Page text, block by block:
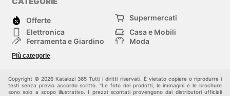
Offerte
Supermercati
Elettronica
Casa e Mobili
Ferramenta e Giardino
Moda
Bambini e Neonati
Più categorie
Copyright © 2026 Katalozi 365 Tutti i diritti riservati. È vietato copiare o riprodurre i
testi senza previo accordo scritto. "Le foto dei prodotti, le immagini e le brochure
sono solo a scopo illustrativo. I prezzi scontati provengono dai distributori ufficiali